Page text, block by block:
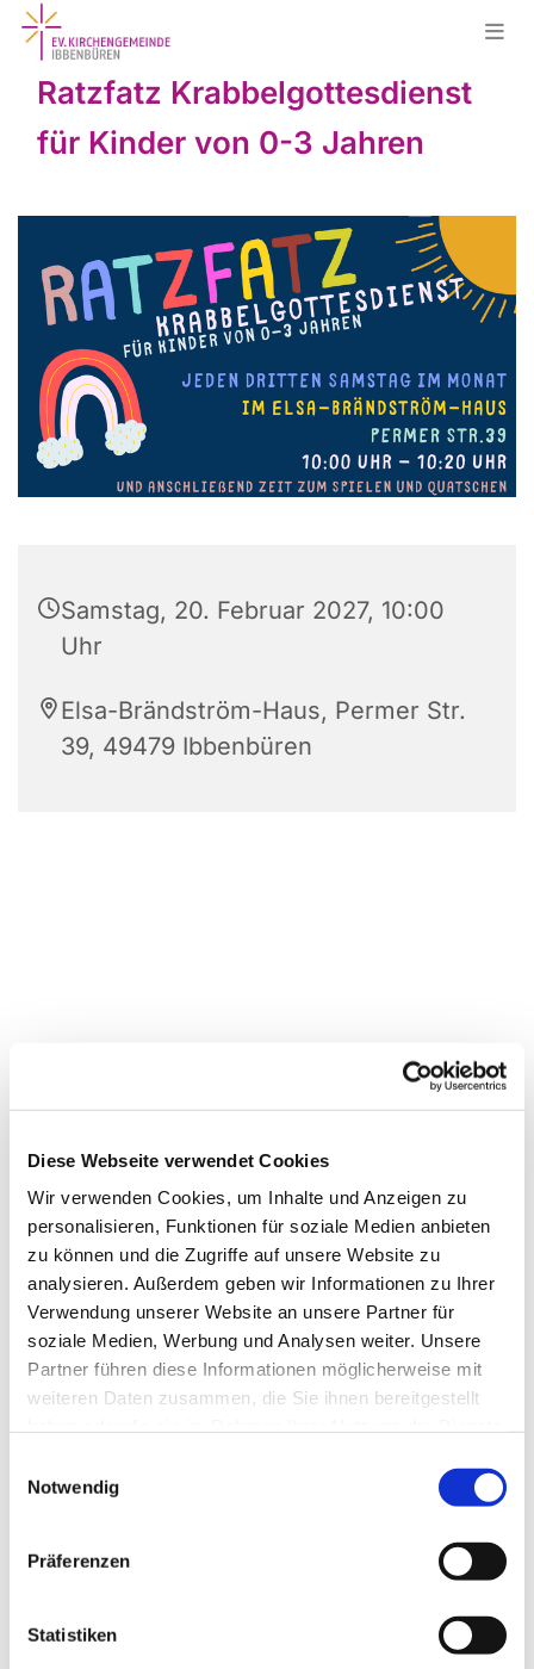
Diese Webseite verwendet Cookies
Wir verwenden Cookies, um Inhalte und Anzeigen zu
personalisieren, Funktionen für soziale Medien anbieten
zu können und die Zugriffe auf unsere Website zu
analysieren. Außerdem geben wir Informationen zu Ihrer
Verwendung unserer Website an unsere Partner für
soziale Medien, Werbung und Analysen weiter. Unsere
Partner führen diese Informationen möglicherweise mit
weiteren Daten zusammen, die Sie ihnen bereitgestellt
Notwendig
Präferenzen
Statistiken
Ratzfatz Krabbelgottesdienst
für Kinder von 0-3 Jahren
Samstag, 20. Februar 2027, 10:00
Uhr
Elsa-Brändström-Haus, Permer Str.
39, 49479 Ibbenbüren
Dies könnte Sie auch
interessieren